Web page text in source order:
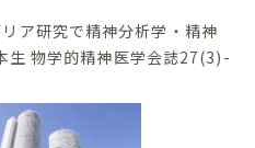
ア研究で精神分析学・精神
生 物学的精神医学会誌27(3)-